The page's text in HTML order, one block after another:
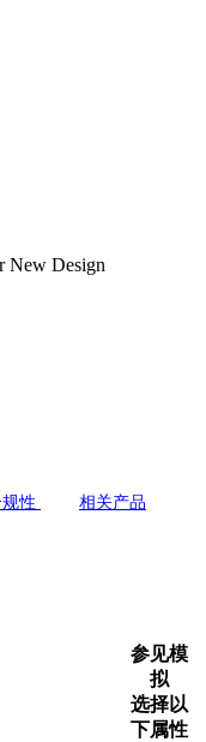
New Design
性
相关产品
参见模
拟
选择以
下属性